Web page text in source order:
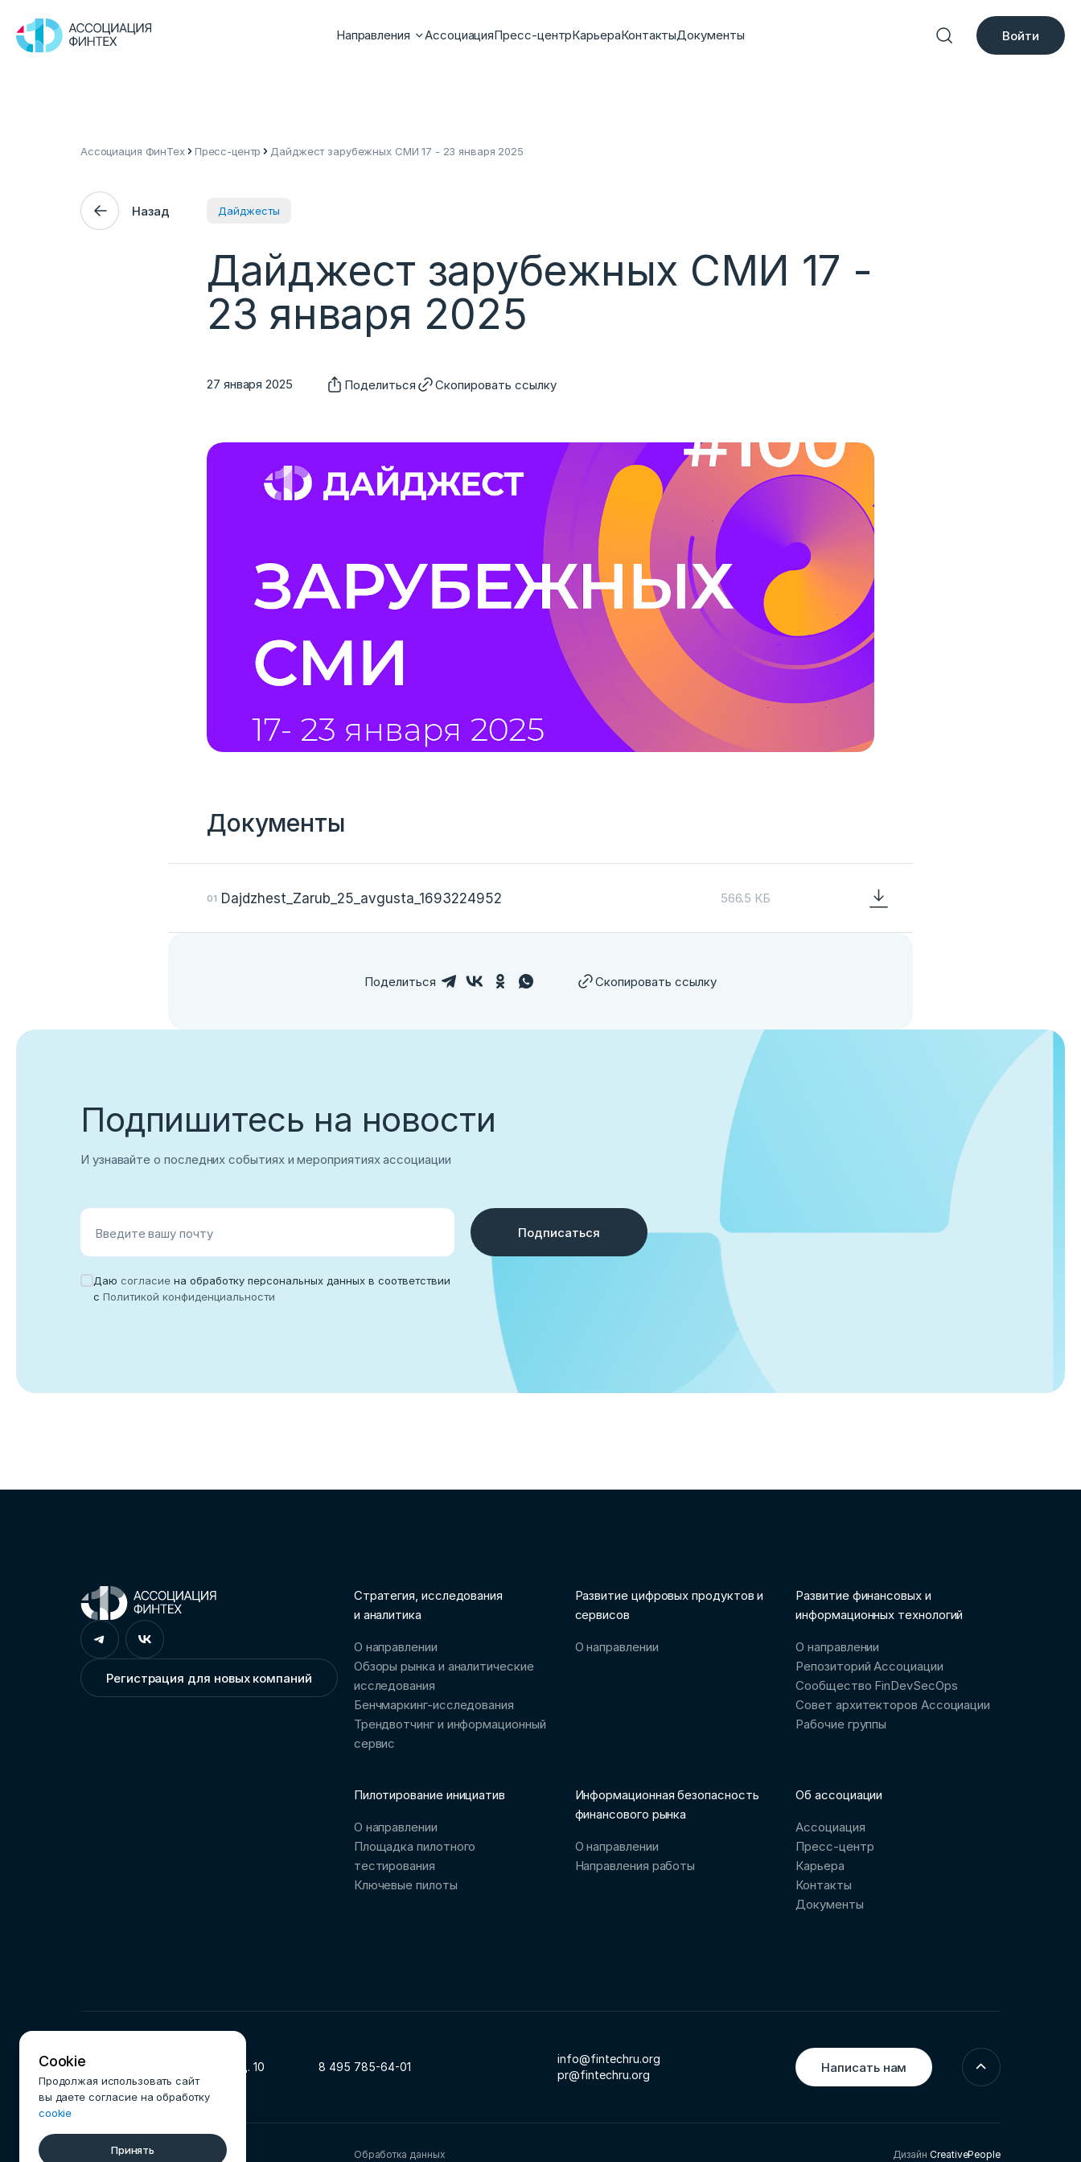
Направления АссоциацияПресс-центрКарьераКонтактыДокументы Войти
Ассоциация ФинТех Пресс-центр Дайджест зарубежных СМИ 17 - 23 января 2025
Назад
27 января 2025
Дайджесты
Дайджест зарубежных СМИ 17 -
23 января 2025
Поделиться Скопировать ссылку
Документы
Dajdzhest_Zarub_25_avgusta_1693224952 566.5 КБ
Поделиться Скопировать ссылку
Подпишитесь на новости
И узнавайте о последних событиях и мероприятиях ассоциации
Введите вашу почту
Даю согласие на обработку персональных данных в соответствии
с Политикой конфиденциальности
Подписаться
Стратегия, исследования
и аналитика
О направлении
Обзоры рынка и аналитические
исследования
Бенчмаркинг-исследования
Трендвотчинг и информационный
сервис
Развитие цифровых продуктов и
сервисов
О направлении
Развитие финансовых и
информационных технологий
О направлении
Репозиторий Ассоциации
Сообщество FinDevSecOps
Совет архитекторов Ассоциации
Рабочие группы
Пилотирование инициатив
О направлении
Площадка пилотного
тестирования
Ключевые пилоты
Информационная безопасность
финансового рынка
О направлении
Направления работы
Об ассоциации
Ассоциация
Пресс-центр
Карьера
Контакты
Документы
119002, г. Москва, ул. Арбат, д. 10 8 495 785-64-01
info@fintechru.org
pr@fintechru.org
Регистрация для новых компаний
Написать нам
Обработка данных
© 2025 Ассоциация ФинТех ДизайнCreativePeople
Cookie
Продолжая использовать сайт
вы даете согласие на обработку
cookie
Принять
Корпоративный email
Нет учетной записи?